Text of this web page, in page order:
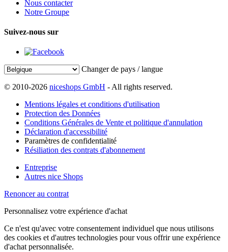
Nous contacter
Notre Groupe
Suivez-nous sur
Changer de pays / langue
© 2010-2026 niceshops GmbH - All rights reserved.
Mentions légales et conditions d'utilisation
Protection des Données
Conditions Générales de Vente et politique d'annulation
Déclaration d'accessibilité
Paramètres de confidentialité
Résiliation des contrats d'abonnement
Entreprise
Autres nice Shops
Renoncer au contrat
Personnalisez votre expérience d'achat
Ce n'est qu'avec votre consentement individuel que nous utilisons
des cookies et d'autres technologies pour vous offrir une expérience
d'achat personnalisée.